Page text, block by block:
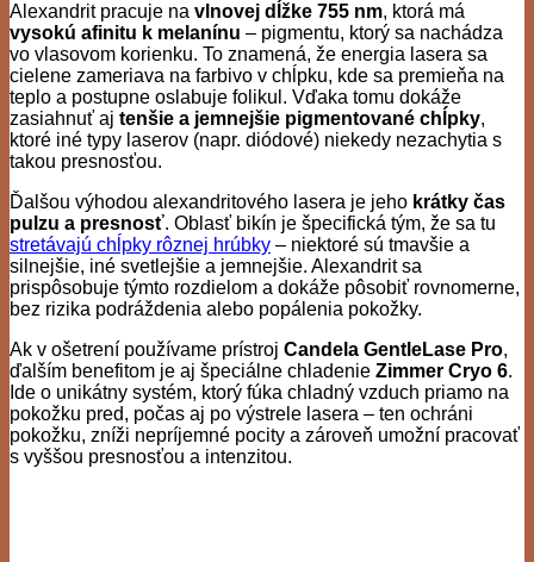
Alexandrit pracuje na vlnovej dĺžke 755 nm, ktorá má
vysokú afinitu k melanínu – pigmentu, ktorý sa nachádza
vo vlasovom korienku. To znamená, že energia lasera sa
cielene zameriava na farbivo v chĺpku, kde sa premieňa na
teplo a postupne oslabuje folikul. Vďaka tomu dokáže
zasiahnuť aj tenšie a jemnejšie pigmentované chĺpky,
ktoré iné typy laserov (napr. diódové) niekedy nezachytia s
takou presnosťou.
Ďalšou výhodou alexandritového lasera je jeho krátky čas
pulzu a presnosť. Oblasť bikín je špecifická tým, že sa tu
stretávajú chĺpky rôznej hrúbky – niektoré sú tmavšie a
silnejšie, iné svetlejšie a jemnejšie. Alexandrit sa
prispôsobuje týmto rozdielom a dokáže pôsobiť rovnomerne,
bez rizika podráždenia alebo popálenia pokožky.
Ak v ošetrení používame prístroj Candela GentleLase Pro,
ďalším benefitom je aj špeciálne chladenie Zimmer Cryo 6.
Ide o unikátny systém, ktorý fúka chladný vzduch priamo na
pokožku pred, počas aj po výstrele lasera – ten ochráni
pokožku, zníži nepríjemné pocity a zároveň umožní pracovať
s vyššou presnosťou a intenzitou.